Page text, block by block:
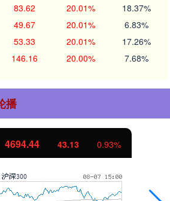
83.62 20.01% 18.37%
49.67 20.01% 6.83%
53.33 20.01% 17.26%
146.16 20.00% 7.68%
播
4694.44 43.13 0.93%